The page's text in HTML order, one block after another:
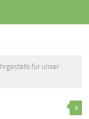
für unser
6